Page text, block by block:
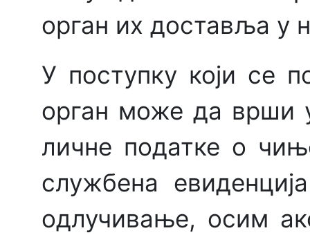
орган их доставља у
У поступку који се
орган може да врши
личне податке о
службена
одлучивање, осим